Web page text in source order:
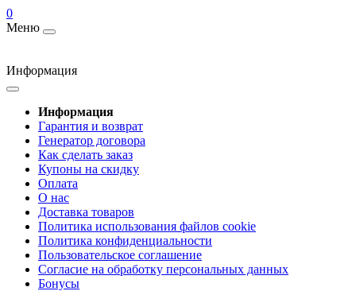
0
Меню
Информация
Информация
Гарантия и возврат
Генератор договора
Как сделать заказ
Купоны на скидку
Оплата
О нас
Доставка товаров
Политика использования файлов cookie
Политика конфиденциальности
Пользовательское соглашение
Согласие на обработку персональных данных
Бонусы